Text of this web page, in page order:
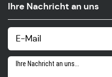
Ihre Nachricht an uns